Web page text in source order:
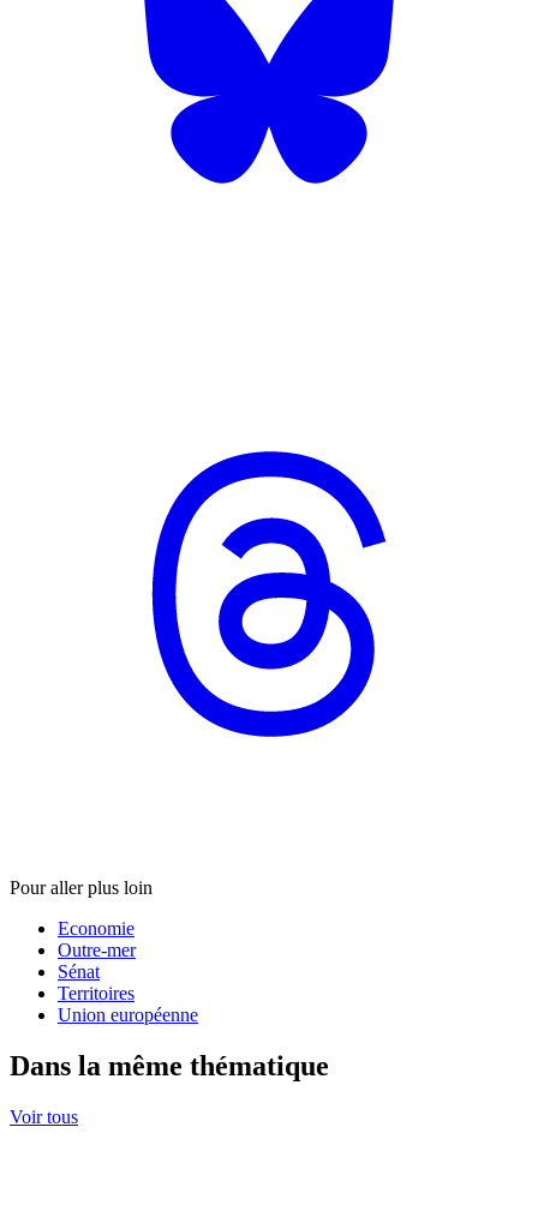
Pour aller plus loin
Economie
Outre-mer
Sénat
Territoires
Union européenne
Dans la même thématique
Voir tous